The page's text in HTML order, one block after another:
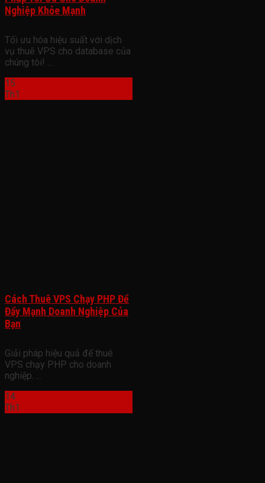
Nghiệp Khỏe Mạnh
Tối ưu hóa hiệu suất với dịch
vụ thuê VPS cho database của
chúng tôi! ...
15
Th1
Cách Thuê VPS Chạy PHP Để
Đẩy Mạnh Doanh Nghiệp Của
Bạn
Giải pháp hiệu quả để thuê
VPS chạy PHP cho doanh
nghiệp. ...
14
Th1